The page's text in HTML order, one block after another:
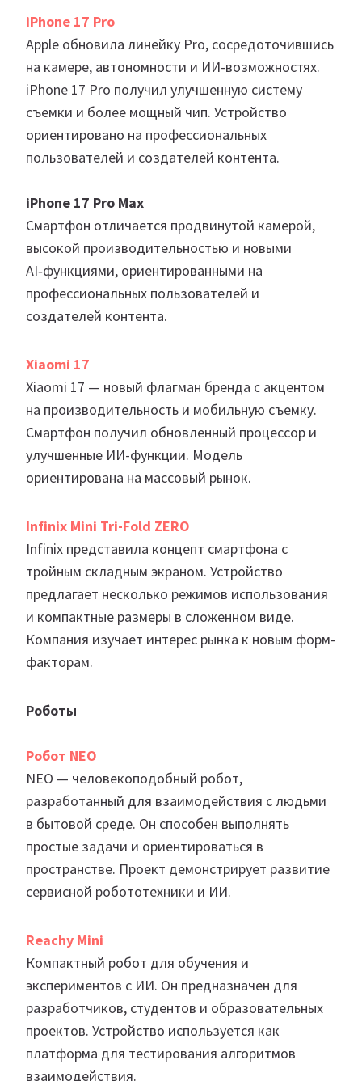
iPhone 17 Pro
Apple обновила линейку Pro, сосредоточившись
на камере, автономности и ИИ-возможностях.
iPhone 17 Pro получил улучшенную систему
съемки и более мощный чип. Устройство
ориентировано на профессиональных
пользователей и создателей контента.
iPhone 17 Pro Max
Смартфон отличается продвинутой камерой,
высокой производительностью и новыми
AI‑функциями, ориентированными на
профессиональных пользователей и
создателей контента.
Xiaomi 17
Xiaomi 17 — новый флагман бренда с акцентом
на производительность и мобильную съемку.
Смартфон получил обновленный процессор и
улучшенные ИИ-функции. Модель
ориентирована на массовый рынок.
Infinix Mini Tri-Fold ZERO
Infinix представила концепт смартфона с
тройным складным экраном. Устройство
предлагает несколько режимов использования
и компактные размеры в сложенном виде.
Компания изучает интерес рынка к новым форм-
факторам.
Роботы
Робот NEO
NEO — человекоподобный робот,
разработанный для взаимодействия с людьми
в бытовой среде. Он способен выполнять
простые задачи и ориентироваться в
пространстве. Проект демонстрирует развитие
сервисной робототехники и ИИ.
Reachy Mini
Компактный робот для обучения и
экспериментов с ИИ. Он предназначен для
разработчиков, студентов и образовательных
проектов. Устройство используется как
платформа для тестирования алгоритмов
взаимодействия.